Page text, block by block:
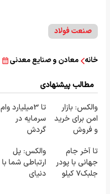
صنعت فولاد
خانه معادن و صنایع معدنی
مطالب پیشنهادی
والکس: بازار
امن برای خرید
و فروش
دیجیتال
تا 3میلیارد وام
سرمایه در
گردش
فروشگاهت رو
ثبت کن
تا آخر جام
جهانی با پودر
جلبک7 کیلو
والکس: پل
ارتباطی شما با
دنیای